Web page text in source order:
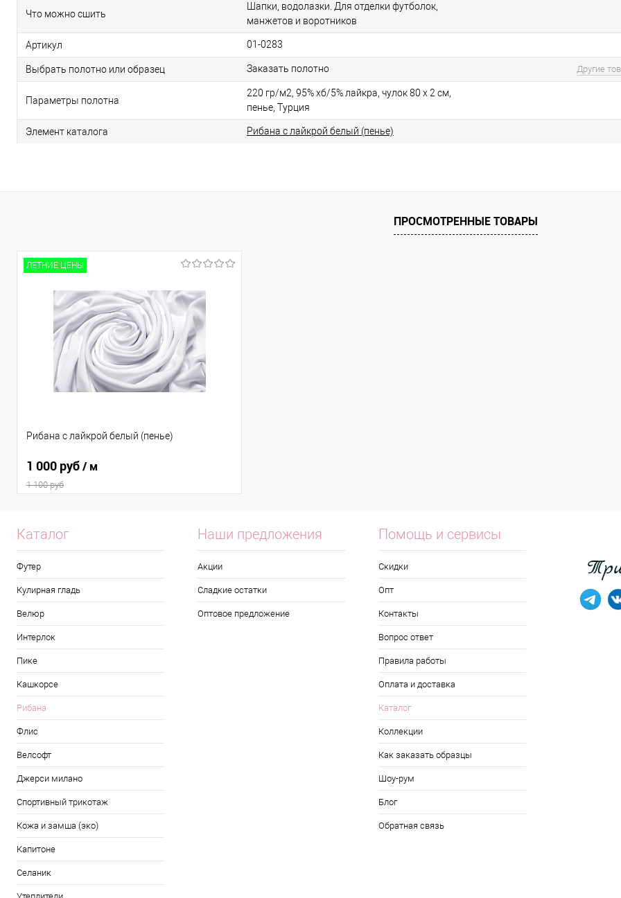
Что можно сшить
Шапки, водолазки. Для отделки футболок,
манжетов и воротников
Артикул 01-0283
Выбрать полотно или образец Заказать полотно Другие
Параметры полотна
220 гр/м2, 95% хб/5% лайкра, чулок 80 х 2 см,
пенье, Турция
Элемент каталога Рибана с лайкрой белый (пенье)
ПРОСМОТРЕННЫЕ ТОВАРЫ
ЛЕТНИЕ ЦЕНЫ
Рибана с лайкрой белый (пенье)
1 000 руб/ м
1 100 руб
Каталог
Футер
Кулирная гладь
Велюр
Интерлок
Пике
Кашкорсе
Рибана
Флис
Велсофт
Джерси милано
Спортивный трикотаж
Кожа и замша (эко)
Капитоне
Селаник
Наши предложения
Акции
Сладкие остатки
Оптовое предложение
Помощь и сервисы
Скидки
Опт
Контакты
Вопрос ответ
Правила работы
Оплата и доставка
Каталог
Коллекции
Как заказать образцы
Шоу-рум
Блог
Обратная связь